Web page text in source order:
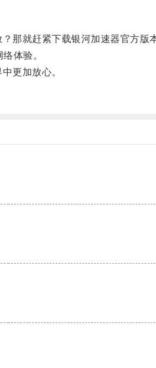
就赶紧下载银河加速器官方版
体验。
更加放心。